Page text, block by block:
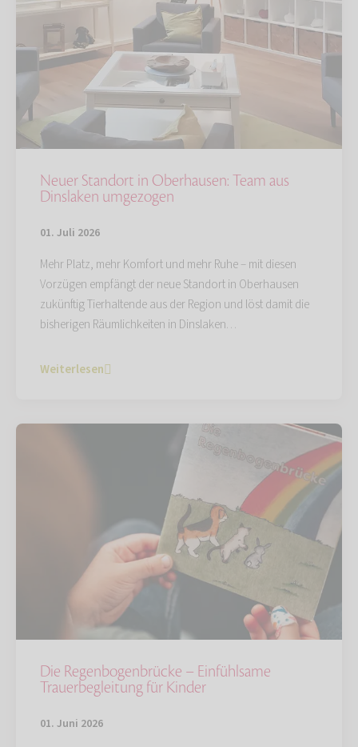
Neuer Standort in Oberhausen: Team aus
Dinslaken umgezogen
01. Juli 2026
Mehr Platz, mehr Komfort und mehr Ruhe – mit diesen
Vorzügen empfängt der neue Standort in Oberhausen
zukünftig Tierhaltende aus der Region und löst damit die
bisherigen Räumlichkeiten in Dinslaken…
Weiterlesen
Die Regenbogenbrücke – Einfühlsame
Trauerbegleitung für Kinder
01. Juni 2026